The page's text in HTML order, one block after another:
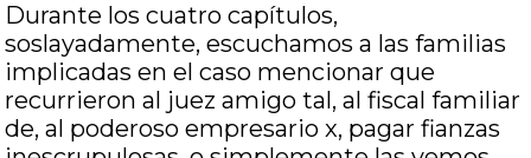
Durante los cuatro capítulos,
soslayadamente, escuchamos a las familias
implicadas en el caso mencionar que
recurrieron al juez amigo tal, al fiscal familiar
de, al poderoso empresario x, pagar fianzas